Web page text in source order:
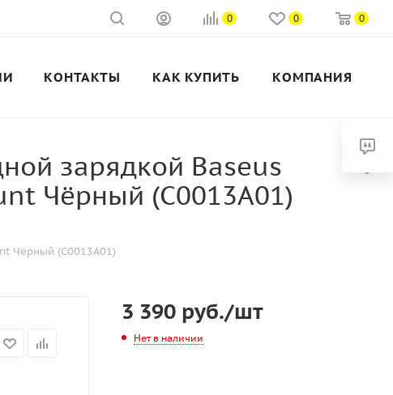
0 0 0
КОНТАКТЫ КАК КУПИТЬ КОМПАНИЯ
зарядкой Baseus
Чёрный (C0013A01)
Чёрный (C0013A01)
3 390 руб./шт
Нет в наличии